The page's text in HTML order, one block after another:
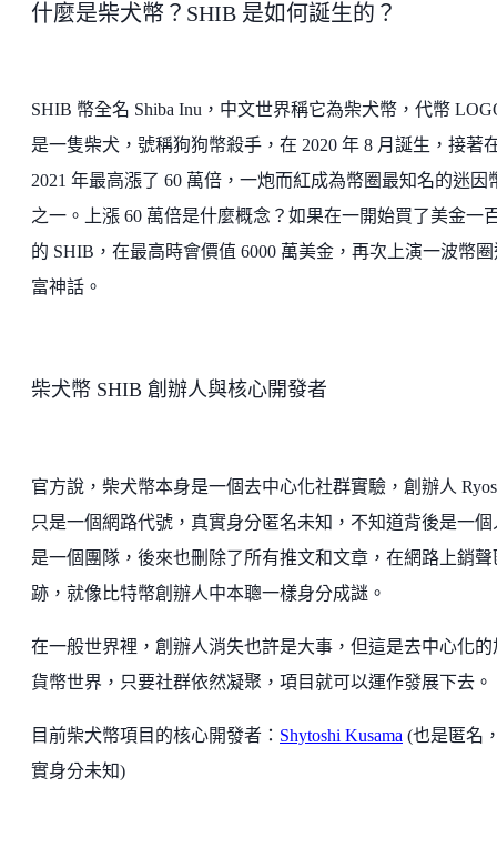
什麼是柴犬幣？SHIB 是如何誕生的？
SHIB 幣全名 Shiba Inu，中文世界稱它為柴犬幣，代幣
是一隻柴犬，號稱狗狗幣殺手，在 2020 年 8 月誕生，接著
2021 年最高漲了 60 萬倍，一炮而紅成為幣圈最知名的迷因
之一。上漲 60 萬倍是什麼概念？如果在一開始買了美金一
的 SHIB，在最高時會價值 6000 萬美金，再次上演一波幣
富神話。
柴犬幣 SHIB 創辦人與核心開發者
官方說，柴犬幣本身是一個去中心化社群實驗，創辦人
只是一個網路代號，真實身分匿名未知，不知道背後是一個
是一個團隊，後來也刪除了所有推文和文章，在網路上銷聲
跡，就像比特幣創辦人中本聰一樣身分成謎。
在一般世界裡，創辦人消失也許是大事，但這是去中心化的
貨幣世界，只要社群依然凝聚，項目就可以運作發展下去。
目前柴犬幣項目的核心開發者： Shytoshi Kusama (也是匿名
實身分未知)